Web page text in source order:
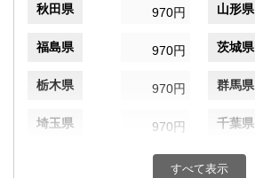
秋田県 970円 山形県
福島県 970円 茨城県
栃木県 970円 群馬県
埼玉県 970円 千葉県
970円 神奈川県
すべて表示